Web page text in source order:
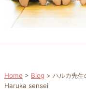
Home > Blog > ハルカ先
Haruka sensei